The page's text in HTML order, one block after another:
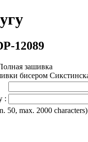
12089
зашивка
:
50, max. 2000 characters)